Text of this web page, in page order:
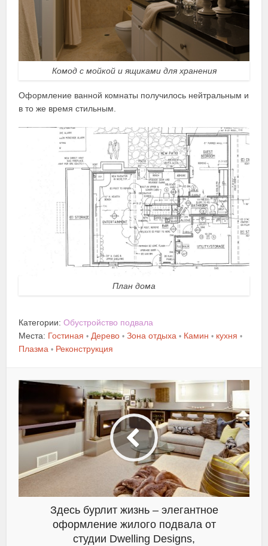
Комод с мойкой и ящиками для хранения
Оформление ванной комнаты получилось нейтральным и
в то же время стильным.
План дома
Категории:Обустройство подвала
Места: Гостиная • Дерево • Зона отдыха • Камин • кухня •
Плазма • Реконструкция
Здесь бурлит жизнь – элегантное
оформление жилого подвала от
студии Dwelling Designs,